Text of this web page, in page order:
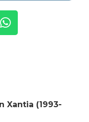
Xantia (1993-